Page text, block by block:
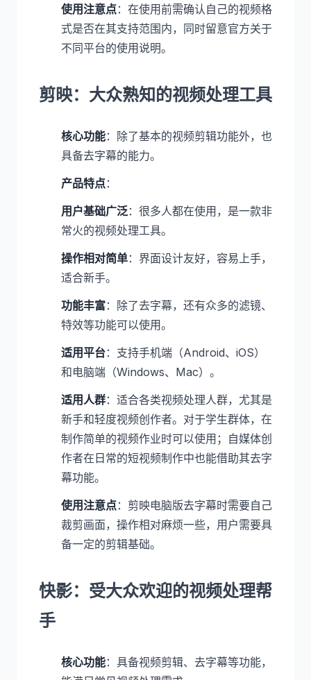
使用注意点：在使用前需确认自己的视频格
式是否在其支持范围内，同时留意官方关于
不同平台的使用说明。
剪映：大众熟知的视频处理工具
核心功能：除了基本的视频剪辑功能外，也
具备去字幕的能力。
产品特点：
用户基础广泛：很多人都在使用，是一款非
常火的视频处理工具。
操作相对简单：界面设计友好，容易上手，
适合新手。
功能丰富：除了去字幕，还有众多的滤镜、
特效等功能可以使用。
适用平台：支持手机端（Android、iOS）
和电脑端（Windows、Mac）。
适用人群：适合各类视频处理人群，尤其是
新手和轻度视频创作者。对于学生群体，在
制作简单的视频作业时可以使用；自媒体创
作者在日常的短视频制作中也能借助其去字
幕功能。
使用注意点：剪映电脑版去字幕时需要自己
裁剪画面，操作相对麻烦一些，用户需要具
备一定的剪辑基础。
快影：受大众欢迎的视频处理帮
手
核心功能：具备视频剪辑、去字幕等功能，